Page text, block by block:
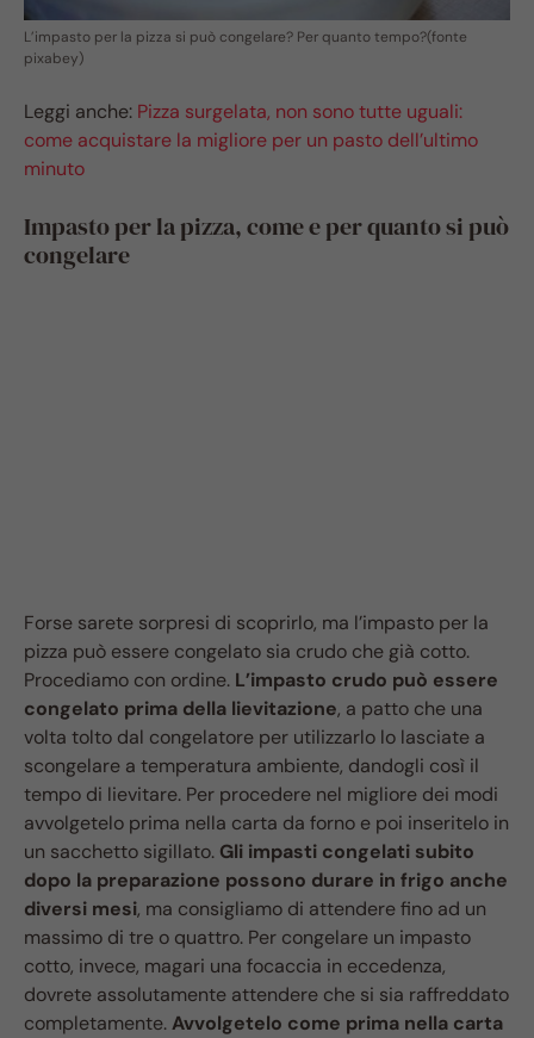
L’impasto per la pizza si può congelare? Per quanto tempo?(fonte
pixabey)
Leggi anche: Pizza surgelata, non sono tutte uguali:
come acquistare la migliore per un pasto dell’ultimo
minuto
Impasto per la pizza, come e per quanto si può
congelare
Forse sarete sorpresi di scoprirlo, ma l’impasto per la
pizza può essere congelato sia crudo che già cotto.
Procediamo con ordine. L’impasto crudo può essere
congelato prima della lievitazione, a patto che una
volta tolto dal congelatore per utilizzarlo lo lasciate a
scongelare a temperatura ambiente, dandogli così il
tempo di lievitare. Per procedere nel migliore dei modi
avvolgetelo prima nella carta da forno e poi inseritelo in
un sacchetto sigillato. Gli impasti congelati subito
dopo la preparazione possono durare in frigo anche
diversi mesi, ma consigliamo di attendere fino ad un
massimo di tre o quattro. Per congelare un impasto
cotto, invece, magari una focaccia in eccedenza,
dovrete assolutamente attendere che si sia raffreddato
completamente.Avvolgetelo come prima nella carta